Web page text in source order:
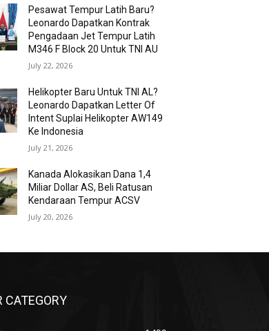
Pesawat Tempur Latih Baru?
Leonardo Dapatkan Kontrak
Pengadaan Jet Tempur Latih
M346 F Block 20 Untuk TNI AU
July 22, 2026
Helikopter Baru Untuk TNI AL?
Leonardo Dapatkan Letter Of
Intent Suplai Helikopter AW149
Ke Indonesia
July 21, 2026
Kanada Alokasikan Dana 1,4
Miliar Dollar AS, Beli Ratusan
Kendaraan Tempur ACSV
July 20, 2026
CATEGORY